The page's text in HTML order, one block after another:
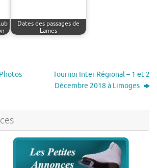
Dates des passages de
Lames
Tournoi Inter Régional – 1 et 2
Décembre 2018 à Limoges